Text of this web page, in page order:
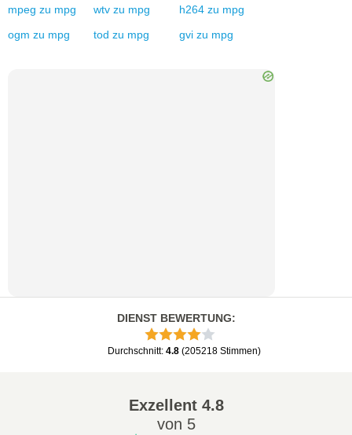
mpeg zu mpg wtv zu mpg h264 zu mpg
ogm zu mpg tod zu mpg gvi zu mpg
DIENST BEWERTUNG:
Durchschnitt: 4.8 (205218 Stimmen)
Exzellent4.8
von 5